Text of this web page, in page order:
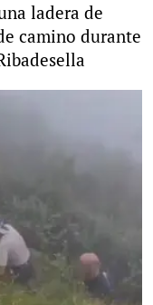
ladera de
camino durante